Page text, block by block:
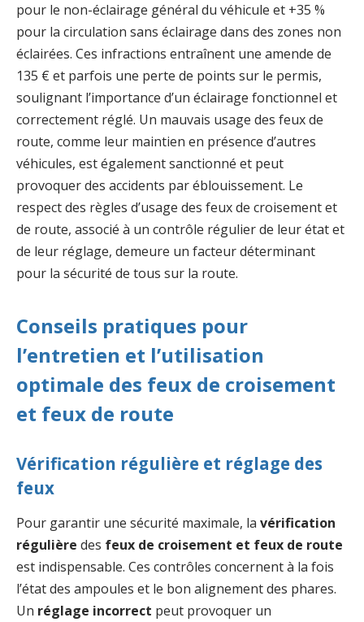
pour le non-éclairage général du véhicule et +35 %
pour la circulation sans éclairage dans des zones non
éclairées. Ces infractions entraînent une amende de
135 € et parfois une perte de points sur le permis,
soulignant l’importance d’un éclairage fonctionnel et
correctement réglé. Un mauvais usage des feux de
route, comme leur maintien en présence d’autres
véhicules, est également sanctionné et peut
provoquer des accidents par éblouissement. Le
respect des règles d’usage des feux de croisement et
de route, associé à un contrôle régulier de leur état et
de leur réglage, demeure un facteur déterminant
pour la sécurité de tous sur la route.
Conseils pratiques pour
l’entretien et l’utilisation
optimale des feux de croisement
et feux de route
Vérification régulière et réglage des
feux
Pour garantir une sécurité maximale, la vérification
régulière des feux de croisement et feux de route
est indispensable. Ces contrôles concernent à la fois
l’état des ampoules et le bon alignement des phares.
Un réglage incorrect peut provoquer un